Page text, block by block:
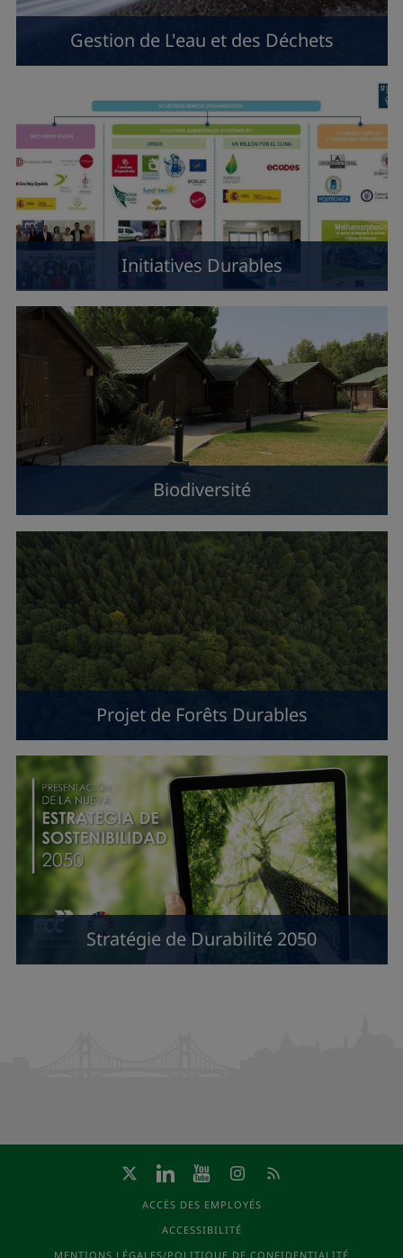
Gestion de L'eau et des Déchets
Initiatives Durables
Biodiversité
Projet de Forêts Durables
Stratégie de Durabilité 2050
ACCÈS DES EMPLOYÉS
ACCESSIBILITÉ
MENTIONS LÉGALES/POLITIQUE DE CONFIDENTIALITÉ